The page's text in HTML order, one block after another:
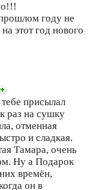
году не
этот год нового
присылал
раз на сушку
отменная
и сладкая.
Тамара, очень
Ну а Подарок
времён,
он в